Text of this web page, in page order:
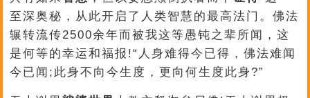
至深奥秘，从此开启了人类智慧的最高法门。佛法
辗转流传2500余年而被我这等愚钝之辈所闻，这
是何等的幸运和福报!“人身难得今已得，佛法难闻
今已闻;此身不向今生度，更向何生度此身?”